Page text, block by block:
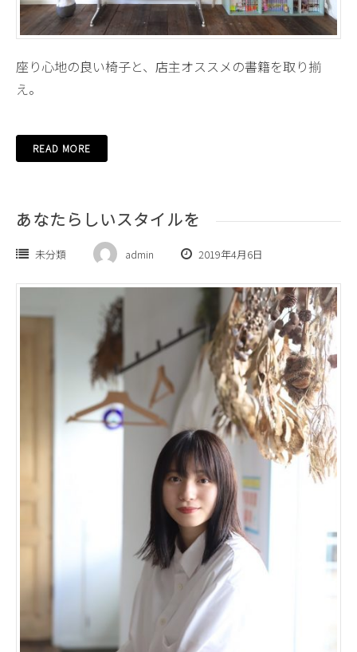
座り心地の良い椅子と、店主オススメの書籍を取り揃
え。
READ MORE
あなたらしいスタイルを
未分類 admin 2019年4月6日